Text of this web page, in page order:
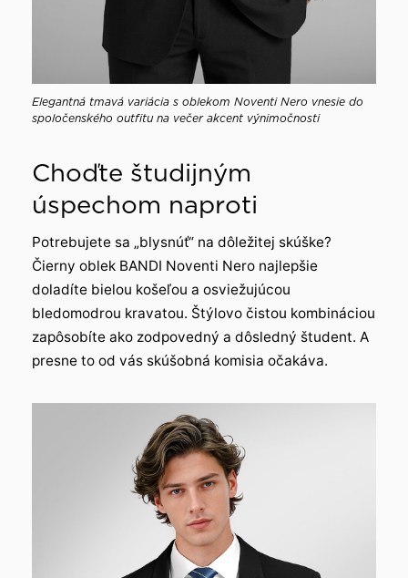
Elegantná tmavá variácia s oblekom Noventi Nero vnesie do
spoločenského outfitu na večer akcent výnimočnosti
Choďte študijným
úspechom naproti
Potrebujete sa „blysnúť“ na dôležitej skúške?
Čierny oblek BANDI Noventi Nero najlepšie
doladíte bielou košeľou a osviežujúcou
bledomodrou kravatou. Štýlovo čistou kombináciou
zapôsobíte ako zodpovedný a dôsledný študent. A
presne to od vás skúšobná komisia očakáva.